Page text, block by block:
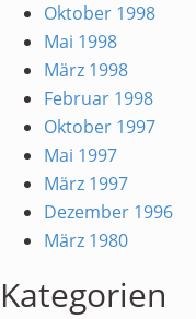
Oktober 1998
Mai 1998
März 1998
Februar 1998
Oktober 1997
Mai 1997
März 1997
Dezember 1996
März 1980
Kategorien